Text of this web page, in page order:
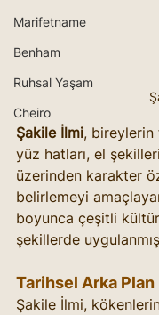
Marifetname
Benham
Ruhsal Yaşam
Cheiro
Şakile İlmi,
yüz hatları, el
üzerinden karakter
belirlemeyi
boyunca çeşitli
şekillerde
Tarihsel Arka Plan
Şakile İlmi,